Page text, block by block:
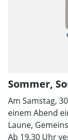
Sommer,
Am Samstag,
einem Abend
Laune,
Ab 19.30 Uhr